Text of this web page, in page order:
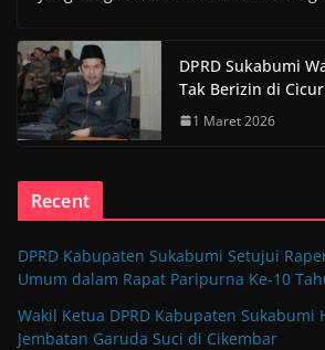
DPRD Sukabumi
Tak Berizin di
1 Maret 2026
Recent
DPRD Kabupaten Sukabumi Setujui
Umum dalam Rapat Paripurna Ke-10
Wakil Ketua DPRD Kabupaten Sukabumi
Jembatan Garuda Suci di Cikembar